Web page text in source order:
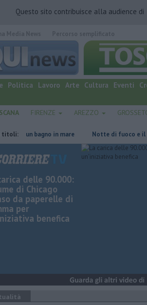
Questo sito contribuisce alla audience di
online.
Politica Lavoro Arte Cultura Eventi
FIRENZE AREZZO
titoli:
un bagno in mare Notte di fuoco e il bosco
delle 90.000:
di Chicago
da paperelle di
per
benefica